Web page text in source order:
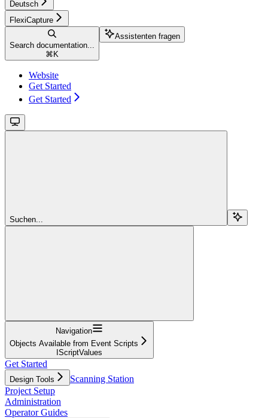
Deutsch
FlexiCapture
Search documentation...
⌘ K
Assistenten fragen
Website
Get Started
Get Started
Suchen...
Navigation
Objects Available from Event Scripts
IScriptValues
Get Started
Design Tools
Scanning Station
Project Setup
Administration
Operator Guides